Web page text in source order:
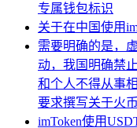
专属钱包标识
关于在中国使用
需要明确的是，
动，我国明确禁
和个人不得从事
要求撰写关于火
imToken使用